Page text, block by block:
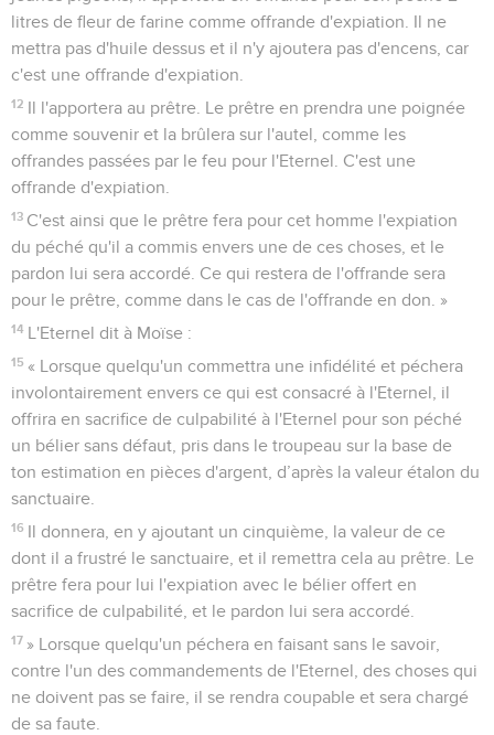
litres de fleur de farine comme offrande d'expiation. Il ne
mettra pas d'huile dessus et il n'y ajoutera pas d'encens, car
c'est une offrande d'expiation.
12
Il l'apportera au prêtre. Le prêtre en prendra une poignée
comme souvenir et la brûlera sur l'autel, comme les
offrandes passées par le feu pour l'Eternel. C'est une
offrande d'expiation.
13 C'est ainsi que le prêtre fera pour cet homme l'expiation
du péché qu'il a commis envers une de ces choses, et le
pardon lui sera accordé. Ce qui restera de l'offrande sera
pour le prêtre, comme dans le cas de l'offrande en don. »
14 L'Eternel dit à Moïse :
15 « Lorsque quelqu'un commettra une infidélité et péchera
involontairement envers ce qui est consacré à l'Eternel, il
offrira en sacrifice de culpabilité à l'Eternel pour son péché
un bélier sans défaut, pris dans le troupeau sur la base de
ton estimation en pièces d'argent, d’après la valeur étalon du
sanctuaire.
16
Il donnera, en y ajoutant un cinquième, la valeur de ce
dont il a frustré le sanctuaire, et il remettra cela au prêtre. Le
prêtre fera pour lui l'expiation avec le bélier offert en
sacrifice de culpabilité, et le pardon lui sera accordé.
17 » Lorsque quelqu'un péchera en faisant sans le savoir,
contre l'un des commandements de l'Eternel, des choses qui
ne doivent pas se faire, il se rendra coupable et sera chargé
de sa faute.